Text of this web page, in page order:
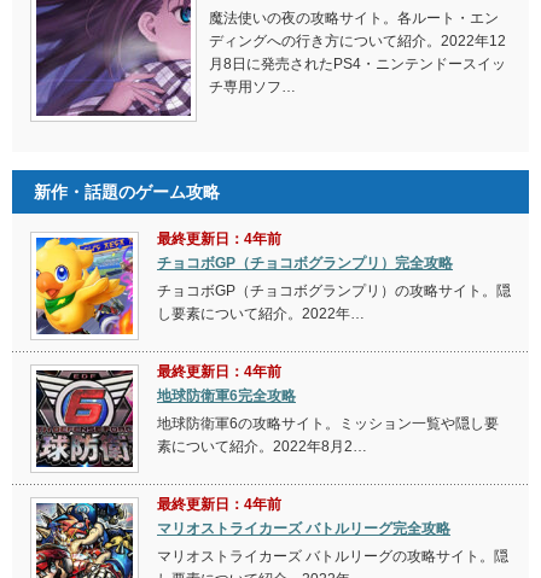
魔法使いの夜の攻略サイト。各ルート・エン
ディングへの行き方について紹介。2022年12
月8日に発売されたPS4・ニンテンドースイッ
チ専用ソフ…
新作・話題のゲーム攻略
最終更新日：4年前
チョコボGP（チョコボグランプリ）完全攻略
チョコボGP（チョコボグランプリ）の攻略サイト。隠
し要素について紹介。2022年…
最終更新日：4年前
地球防衛軍6完全攻略
地球防衛軍6の攻略サイト。ミッション一覧や隠し要
素について紹介。2022年8月2…
最終更新日：4年前
マリオストライカーズ バトルリーグ完全攻略
マリオストライカーズ バトルリーグの攻略サイト。隠